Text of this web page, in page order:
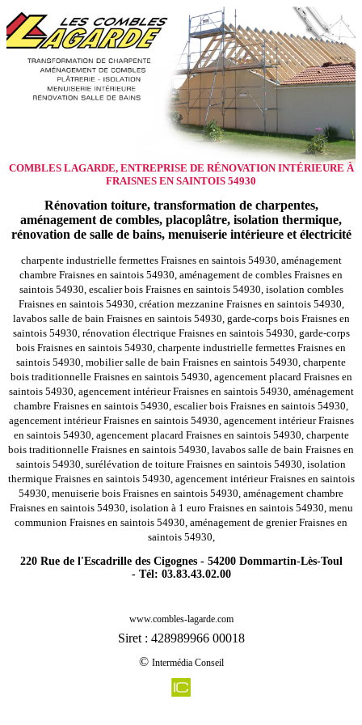
COMBLES LAGARDE, ENTREPRISE DE RÉNOVATION INTÉRIEURE À
FRAISNES EN SAINTOIS 54930
Rénovation toiture, transformation de charpentes,
aménagement de combles, placoplâtre, isolation thermique,
rénovation de salle de bains, menuiserie intérieure et électricité
charpente industrielle fermettes Fraisnes en saintois 54930, aménagement
chambre Fraisnes en saintois 54930, aménagement de combles Fraisnes en
saintois 54930, escalier bois Fraisnes en saintois 54930, isolation combles
Fraisnes en saintois 54930, création mezzanine Fraisnes en saintois 54930,
lavabos salle de bain Fraisnes en saintois 54930, garde-corps bois Fraisnes en
saintois 54930, rénovation électrique Fraisnes en saintois 54930, garde-corps
bois Fraisnes en saintois 54930, charpente industrielle fermettes Fraisnes en
saintois 54930, mobilier salle de bain Fraisnes en saintois 54930, charpente
bois traditionnelle Fraisnes en saintois 54930, agencement placard Fraisnes en
saintois 54930, agencement intérieur Fraisnes en saintois 54930, aménagement
chambre Fraisnes en saintois 54930, escalier bois Fraisnes en saintois 54930,
agencement intérieur Fraisnes en saintois 54930, agencement intérieur Fraisnes
en saintois 54930, agencement placard Fraisnes en saintois 54930, charpente
bois traditionnelle Fraisnes en saintois 54930, lavabos salle de bain Fraisnes en
saintois 54930, surélévation de toiture Fraisnes en saintois 54930, isolation
thermique Fraisnes en saintois 54930, agencement intérieur Fraisnes en saintois
54930, menuiserie bois Fraisnes en saintois 54930, aménagement chambre
Fraisnes en saintois 54930, isolation à 1 euro Fraisnes en saintois 54930, menu
communion Fraisnes en saintois 54930, aménagement de grenier Fraisnes en
saintois 54930,
220 Rue de l'Escadrille des Cigognes - 54200 Dommartin-Lès-Toul
- Tél: 03.83.43.02.00
Rénovation agencement combles charpentes joudreville 54490
Rénovation agencement combles charpentes marthemont 54330
www.combles-lagarde.com
Siret : 428989966 00018
© Intermédia Conseil